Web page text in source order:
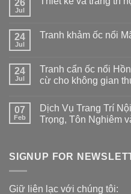
26
Jul
24
Jul
Tranh khảm ốc nổi
24
Jul
Tranh cẩn ốc nổi
cừ cho không gian
07
Feb
Dịch Vụ Trang Trí
Trọng, Tôn Nghiêm
SIGNUP FOR
Giữ liên lạc với chúng tôi: